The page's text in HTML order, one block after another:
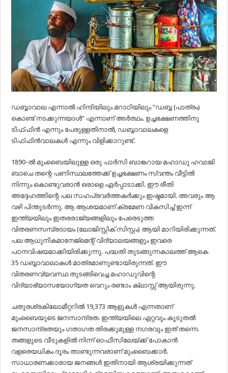
ഡബ്ബാവാല എന്നാൽ ഹിന്ദിയിലും മറാഠിയിലും “ഡബ്ബ (പാത്രം)
കൊണ്ട് നടക്കുന്നയാൾ” എന്നാണ് അർത്ഥം. ഉച്ചഭക്ഷണത്തിനു
ടിഫ്ഫിൻ എന്നും പേരുള്ളതിനാൽ, ഡബ്ബാവാലകളെ
ടിഫ്ഫിൻവാലകൾ എന്നും വിളിക്കാറുണ്ട്.
1890-ൽ മുംബൈയിലുള്ള ഒരു പാർസി ബാങ്കറായ മഹാഡു ഹവാജി
ബാചെ തന്റെ പണിസ്ഥലത്തേക്ക് ഉച്ചഭക്ഷണം സ്വന്തം വീട്ടിൽ
നിന്നും കൊണ്ടുവരാൻ ഒരാളെ ഏർപ്പാടാക്കി. ഈ രീതി
അദ്ദേഹത്തിന്റെ പല സഹപ്രവർത്തകർക്കും ഇഷ്ടമായി. അവരും ആ
വഴി പിന്തുടർന്നു. ആ ആശയമാണ് ക്രമേണ വികസിച്ച് ഇന്ന്
ഇന്ത്യയിലും ഇതരരാജ്യങ്ങളിലും പേരെടുത്ത
വിതരണസമ്പ്രദായം (ലോജിസ്റ്റിക് സിസ്റ്റം) ആയി മാറിയിരിക്കുന്നത്.
പല ആധുനികമാനേജ്‌മെന്റ് വിദ്യാലയങ്ങളും ഇവരെ
പഠനവിഷയമാക്കിയിരിക്കുന്നു. പദ്ധതി തുടങ്ങുന്നകാലത്ത് ആകെ
35 ഡബ്ബാവാലാകൾ മാത്രമാണുണ്ടായിരുന്നത്. ഈ
വിതരണവ്യവസ്ഥ തുടങ്ങിവെച്ച മഹാഡുവിന്റെ
വിദ്യാഭ്യാസയോഗ്യത വെറും രണ്ടാം ക്ലാസ്സ് ആയിരുന്നു.
ചതുരശ്രകിലോമീറ്ററിൽ 19,373 ആളുകൾ എന്നതാണ്
മുംബൈയുടെ ജനസാന്ദ്രത. ഇന്ത്യയിലെ ഏറ്റവും കൂടുതൽ
ജനസാന്ദ്രതയും ഗതാഗത തിരക്കുമുള്ള നഗരവും ഇത് തന്നെ.
തങ്ങളുടെ വീടുകളിൽ നിന്ന് ഓഫീസിലേയ്ക്ക് പോകാൻ
വളരെയധികം ദൂരം താണ്ടുന്നവരാണ് മുംബൈക്കാർ.
സാ‍ധാരണക്കാരായ ജനങ്ങൾ ഇതിനായി ആശ്രയിക്കുന്നത്